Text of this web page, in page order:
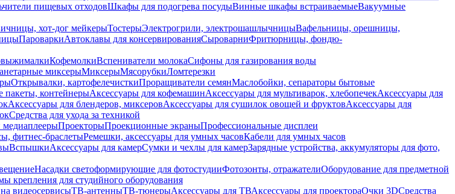
пищевых отходовШкафы для подогрева посудыВинные шкафы встраиваемыеВакуумные
хот-дог мейкерыТостерыЭлектрогрили, электрошашлычницыВафельницы, орешницы,
ПароваркиАвтоклавы для консервированияСыроварниФритюрницы, фондю-
КофемолкиВспениватели молокаСифоны для газирования воды
миксерыМиксерыМясорубкиЛомтерезки
Открывалки, картофелечисткиПроращиватели семянМаслобойки, сепараторы бытовые
пакеты, контейнерыАксессуары для кофемашинАксессуары для мультиварок, хлебопечекАксессуары для
Аксессуары для блендеров, миксеровАксессуары для сушилок овощей и фруктовАксессуары для
Средства для ухода за техникой
ПроекторыПроекционные экраныПрофессиональные дисплеи
фитнес-браслетыРемешки, аксессуары для умных часовКабели для умных часов
ВспышкиАксессуары для камерСумки и чехлы для камерЗарядные устройства, аккумуляторы для фото,
Насадки светоформирующие для фотостудииФотозонты, отражателиОборудование для предметной
крепления для студийного оборудования
видеосервисыТВ-антенныТВ-тюнерыАксессуары для ТВАксессуары для проектораОчки 3DСредства